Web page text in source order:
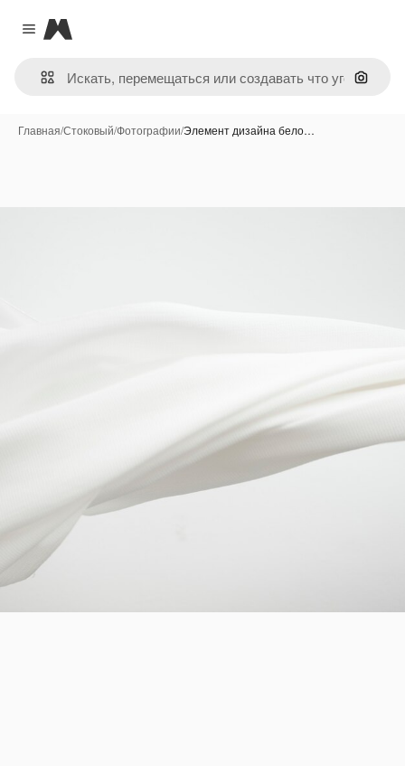
Close menu
Magnific
Поиск
Главная/Стоковый/Фотографии/Элемент дизайна бело…